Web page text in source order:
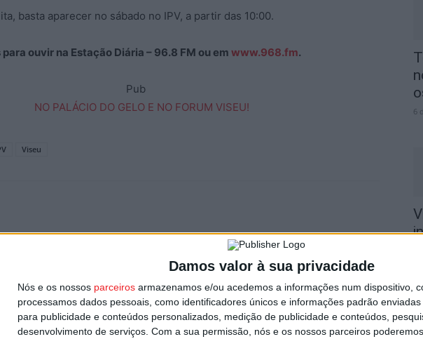
Damos valor à sua privacidade
Nós e os nossos parceiros armazenamos e/ou acedemos a informações num dispositivo,
processamos dados pessoais, como identificadores únicos e informações padrão
para publicidade e conteúdos personalizados, medição de publicidade e conteúdos,
desenvolvimento de serviços. Com a sua permissão, nós e os nossos parceiros
basta aparecer no sábado no IPV, a partir das 10:00.
ouvir na Estação Diária – 96.8 FM ou em www.968.fm.
Pub
Viseu
integram
Liga 2: Académico de Viseu recebe Mafra já sem
Jorge Simão
6